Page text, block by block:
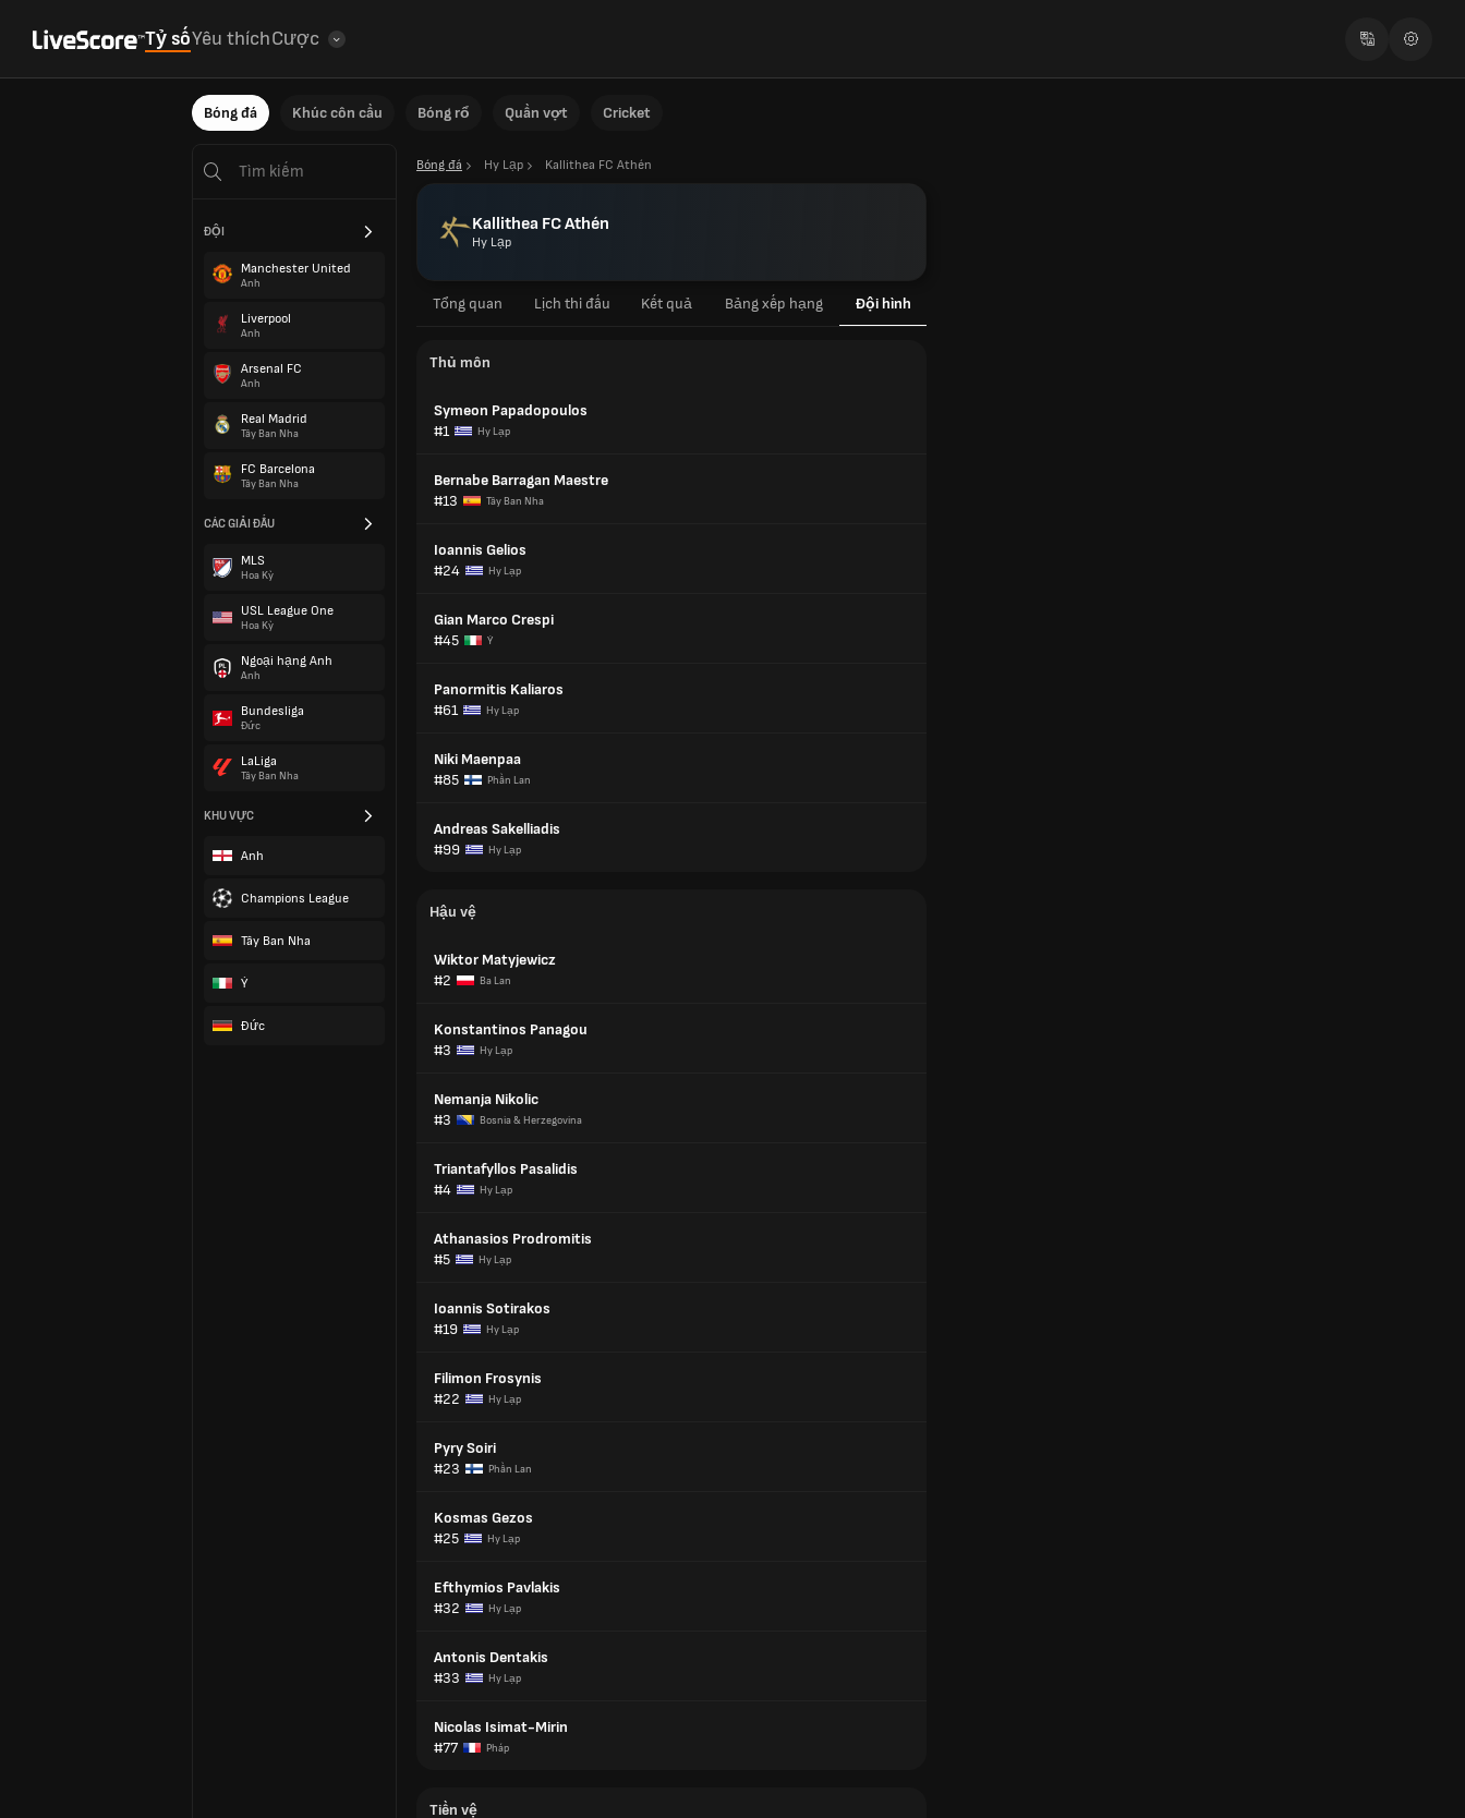
Tỷ sốYêu thíchCược
Bóng đá Khúc côn cầu Bóng rổ Quần vợt Cricket
ĐỘI
Manchester United
Anh
Liverpool
Anh
Arsenal FC
Anh
Real Madrid
Tây Ban Nha
FC Barcelona
Tây Ban Nha
CÁC GIẢI ĐẤU
MLS
Hoa Kỳ
USL League One
Hoa Kỳ
Ngoại hạng Anh
Anh
Bundesliga
Đức
LaLiga
Tây Ban Nha
KHU VỰC
Anh
Champions League
Tây Ban Nha
Ý
Đức
Bóng đá Hy Lạp Kallithea FC Athén
Kallithea FC Athén
Hy Lạp
Tổng quan Lịch thi đấu Kết quả Bảng xếp hạng Đội hình
Thủ môn
Symeon Papadopoulos
#1
Hy Lạp
Bernabe Barragan Maestre
#13
Tây Ban Nha
Ioannis Gelios
#24
Hy Lạp
Gian Marco Crespi
#45
Ý
Panormitis Kaliaros
#61
Hy Lạp
Niki Maenpaa
#85
Phần Lan
Andreas Sakelliadis
#99
Hy Lạp
Hậu vệ
Wiktor Matyjewicz
#2
Ba Lan
Konstantinos Panagou
#3
Hy Lạp
Nemanja Nikolic
#3
Bosnia & Herzegovina
Triantafyllos Pasalidis
#4
Hy Lạp
Athanasios Prodromitis
#5
Hy Lạp
Ioannis Sotirakos
#19
Hy Lạp
Filimon Frosynis
#22
Hy Lạp
Pyry Soiri
#23
Phần Lan
Kosmas Gezos
#25
Hy Lạp
Efthymios Pavlakis
#32
Hy Lạp
Antonis Dentakis
#33
Hy Lạp
Nicolas Isimat-Mirin
#77
Pháp
Tiền vệ